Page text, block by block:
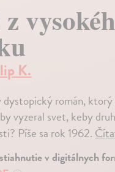
K.
román, ktorý
vyzeral svet, keby
Píše sa rok 1962.
v digitálnych